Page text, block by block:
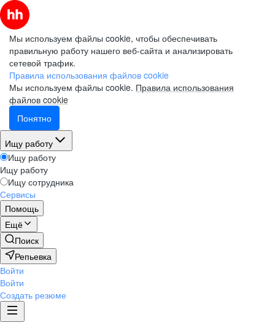
Мы используем файлы cookie, чтобы обеспечивать
правильную работу нашего веб-сайта и анализировать
сетевой трафик.
Правила использования файлов cookie
Мы используем файлы cookie. Правила использования
файлов cookie
Понятно
Ищу работу
Ищу работу
Ищу работу
Ищу сотрудника
Сервисы
Помощь
Ещё
Поиск
Репьевка
Войти
Войти
Создать резюме